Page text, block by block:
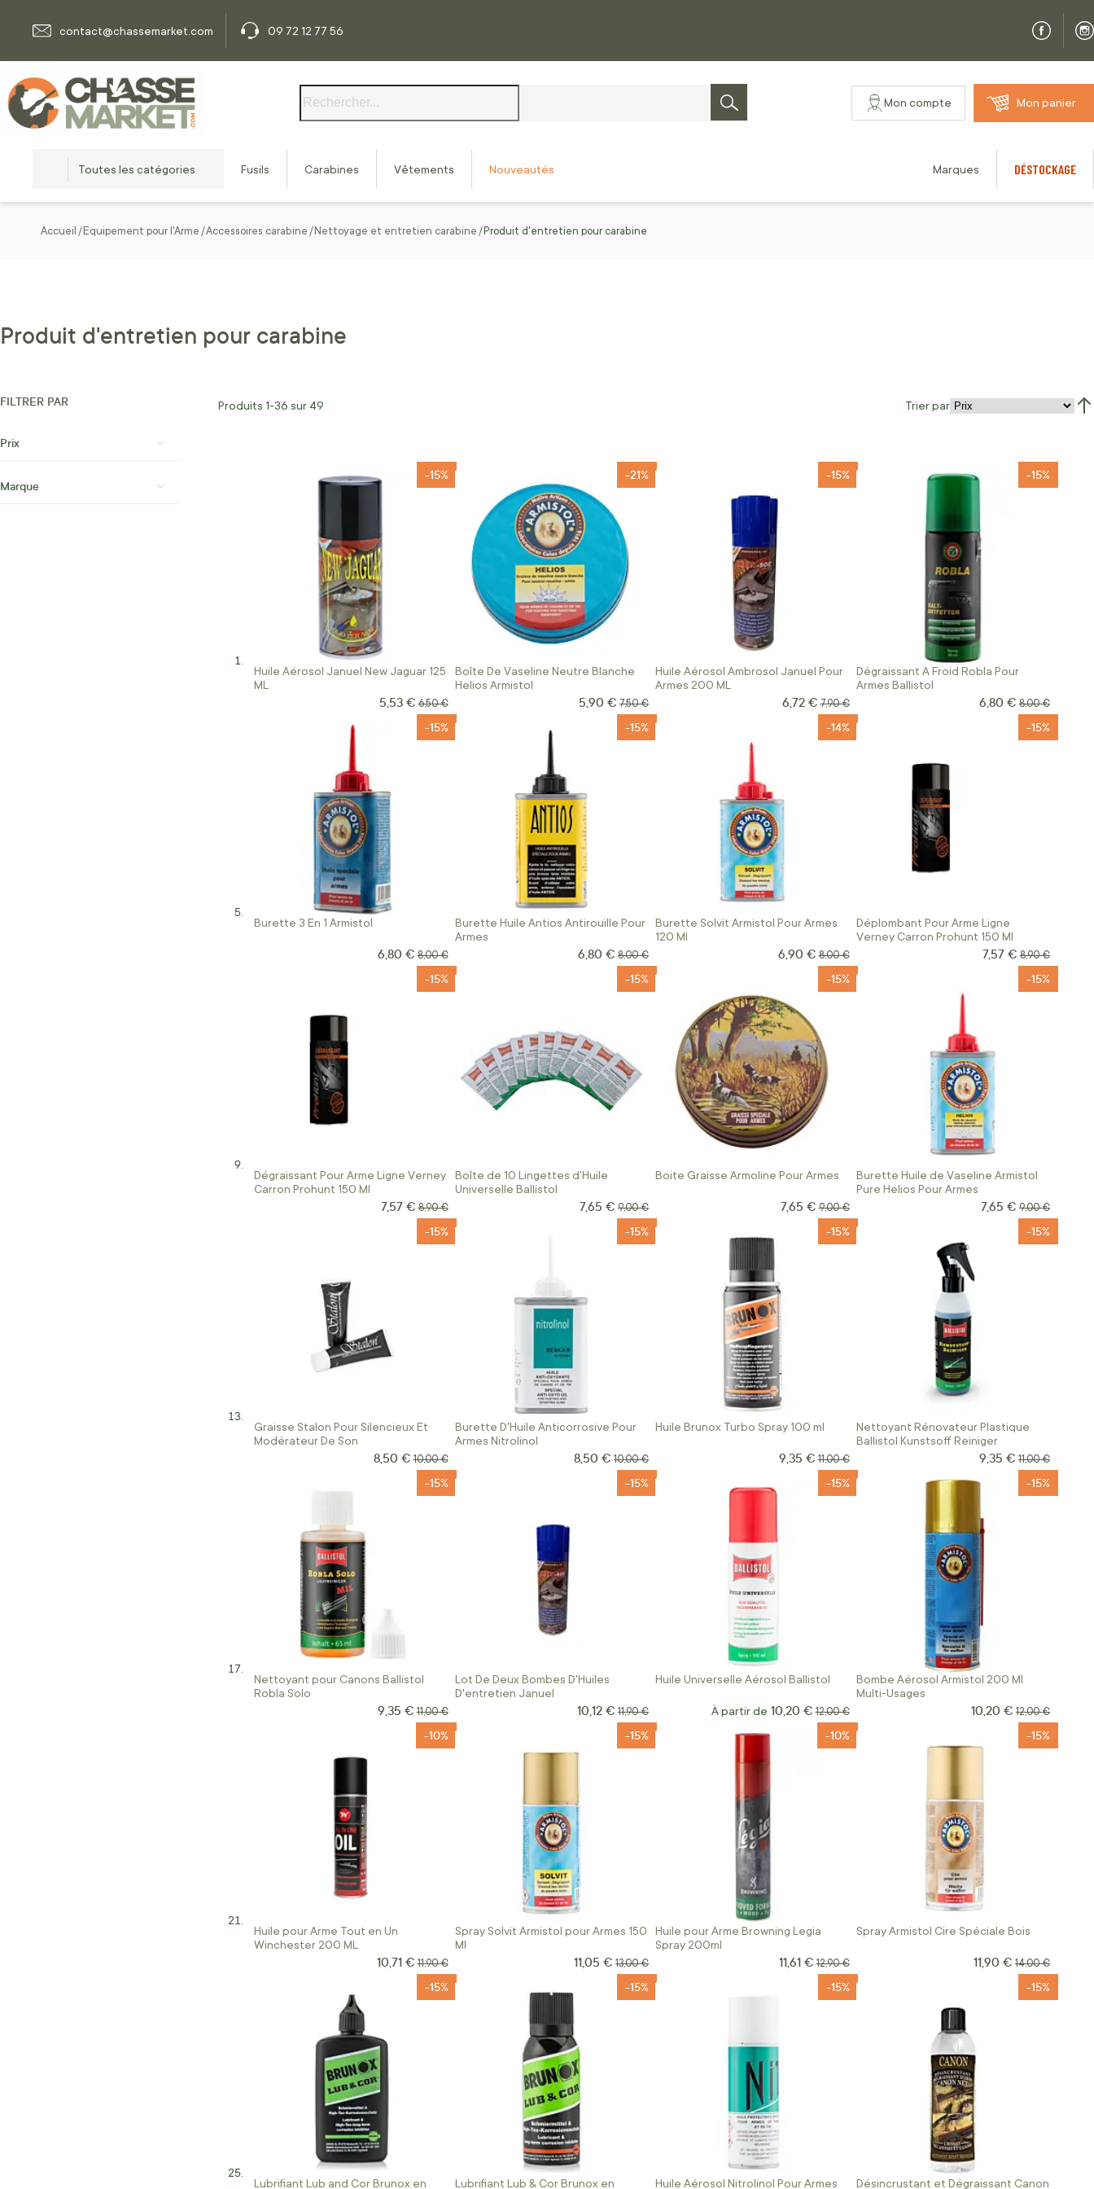
contact@chassemarket.com
09 72 12 77 56
Rechercher
Mon compte Mon panier
Toutes les catégories Fusils Carabines Vêtements Nouveautés Marques DÉSTOCKAGE
Accueil Equipement pour l'Arme Accessoires carabine Nettoyage et entretien carabine Produit d'entretien pour carabine
Produit d'entretien pour carabine
FILTRER PAR
Prix
Marque
Produits 1-36 sur 49
Trier par
Huile Aérosol Januel New Jaguar 125
ML
-15%
Prix Spécial
5,53 € Prix normal
6,50 €
Boîte De Vaseline Neutre Blanche
Helios Armistol
-21%
Prix Spécial
5,90 € Prix normal
7,50 €
Huile Aérosol Ambrosol Januel Pour
Armes 200 ML
-15%
Prix Spécial
6,72 € Prix normal
7,90 €
Dégraissant A Froid Robla Pour
Armes Ballistol
-15%
Prix Spécial
6,80 € Prix normal
8,00 €
Burette 3 En 1 Armistol
-15%
Prix Spécial
6,80 € Prix normal
8,00 €
Burette Huile Antios Antirouille Pour
Armes
-15%
Prix Spécial
6,80 € Prix normal
8,00 €
Burette Solvit Armistol Pour Armes
120 Ml
-14%
Prix Spécial
6,90 € Prix normal
8,00 €
Déplombant Pour Arme Ligne
Verney Carron Prohunt 150 Ml
-15%
Prix Spécial
7,57 € Prix normal
8,90 €
Dégraissant Pour Arme Ligne Verney
Carron Prohunt 150 Ml
-15%
Prix Spécial
7,57 € Prix normal
8,90 €
Boîte de 10 Lingettes d'Huile
Universelle Ballistol
-15%
Prix Spécial
7,65 € Prix normal
9,00 €
Boite Graisse Armoline Pour Armes
-15%
Prix Spécial
7,65 € Prix normal
9,00 €
Burette Huile de Vaseline Armistol
Pure Helios Pour Armes
-15%
Prix Spécial
7,65 € Prix normal
9,00 €
Graisse Stalon Pour Silencieux Et
Modérateur De Son
-15%
Prix Spécial
8,50 € Prix normal
10,00 €
Burette D'Huile Anticorrosive Pour
Armes Nitrolinol
-15%
Prix Spécial
8,50 € Prix normal
10,00 €
Huile Brunox Turbo Spray 100 ml
-15%
Prix Spécial
9,35 € Prix normal
11,00 €
Nettoyant Rénovateur Plastique
Ballistol Kunstsoff Reiniger
-15%
Prix Spécial
9,35 € Prix normal
11,00 €
Nettoyant pour Canons Ballistol
Robla Solo
-15%
Prix Spécial
9,35 € Prix normal
11,00 €
Lot De Deux Bombes D'Huiles
D'entretien Januel
-15%
Prix Spécial
10,12 € Prix normal
11,90 €
Huile Universelle Aérosol Ballistol
-15%
À partir de 10,20 € Prix normal
12,00 €
Bombe Aérosol Armistol 200 Ml
Multi-Usages
-15%
Prix Spécial
10,20 € Prix normal
12,00 €
Huile pour Arme Tout en Un
Winchester 200 ML
-10%
Prix Spécial
10,71 € Prix normal
11,90 €
Spray Solvit Armistol pour Armes 150
Ml
-15%
Prix Spécial
11,05 € Prix normal
13,00 €
Huile pour Arme Browning Legia
Spray 200ml
-10%
Prix Spécial
11,61 € Prix normal
12,90 €
Spray Armistol Cire Spéciale Bois
-15%
Prix Spécial
11,90 € Prix normal
14,00 €
Lubrifiant Lub and Cor Brunox en
-15%
Lubrifiant Lub & Cor Brunox en
-15%
Huile Aérosol Nitrolinol Pour Armes
-15%
Désincrustant et Dégraissant Canon
-15%